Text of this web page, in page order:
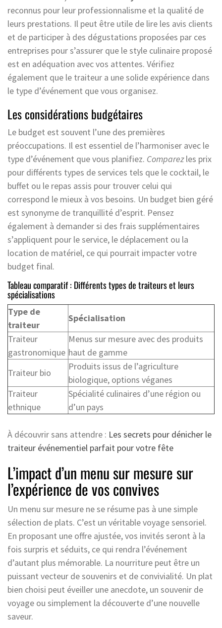
reconnus pour leur professionnalisme et la qualité de
leurs prestations. Il peut être utile de lire les avis clients
et de participer à des dégustations proposées par ces
entreprises pour s’assurer que le style culinaire proposé
est en adéquation avec vos attentes. Vérifiez
également que le traiteur a une solide expérience dans
le type d’événement que vous organisez.
Les considérations budgétaires
Le budget est souvent l’une des premières
préoccupations. Il est essentiel de l’harmoniser avec le
type d’événement que vous planifiez. Comparezles prix
pour différents types de services tels que le cocktail, le
buffet ou le repas assis pour trouver celui qui
correspond le mieux à vos besoins. Un budget bien géré
est synonyme de tranquillité d’esprit. Pensez
également à demander si des frais supplémentaires
s’appliquent pour le service, le déplacement ou la
location de matériel, ce qui pourrait impacter votre
budget final.
Tableau comparatif : Différents types de traiteurs et leurs
spécialisations
Type de
traiteur
Spécialisation
Traiteur
gastronomique
Menus sur mesure avec des produits
haut de gamme
Traiteur bio
Produits issus de l’agriculture
biologique, options véganes
Traiteur
ethnique
Spécialité culinaires d’une région ou
d’un pays
À découvrir sans attendre : Les secrets pour dénicher le
traiteur événementiel parfait pour votre fête
L’impact d’un menu sur mesure sur
l’expérience de vos convives
Un menu sur mesure ne se résume pas à une simple
sélection de plats. C’est un véritable voyage sensoriel.
En proposant une offre ajustée, vos invités seront à la
fois surpris et séduits, ce qui rendra l’événement
d’autant plus mémorable. La nourriture peut être un
puissant vecteur de souvenirs et de convivialité. Un plat
bien choisi peut éveiller une anecdote, un souvenir de
voyage ou simplement la découverte d’une nouvelle
saveur.